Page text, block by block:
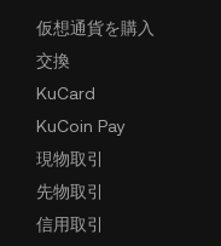
仮想通貨を購入
交換
KuCard
KuCoin Pay
現物取引
先物取引
信用取引